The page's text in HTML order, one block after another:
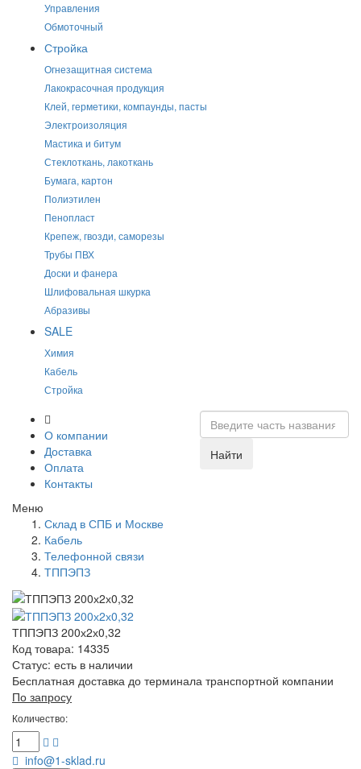
Управления
Обмоточный
Стройка
Огнезащитная система
Лакокрасочная продукция
Клей, герметики, компаунды, пасты
Электроизоляция
Мастика и битум
Стеклоткань, лакоткань
Бумага, картон
Полиэтилен
Пенопласт
Крепеж, гвозди, саморезы
Трубы ПВХ
Доски и фанера
Шлифовальная шкурка
Абразивы
SALE
Химия
Кабель
Стройка
О компании
Доставка
Оплата
Контакты
Найти
Меню
Склад в СПБ и Москве
Кабель
Телефонной связи
ТППЭПЗ
ТППЭПЗ 200х2х0,32
Код товара: 14335
Статус: есть в наличии
Бесплатная доставка до терминала транспортной компании
По запросу
Количество:
info@1-sklad.ru